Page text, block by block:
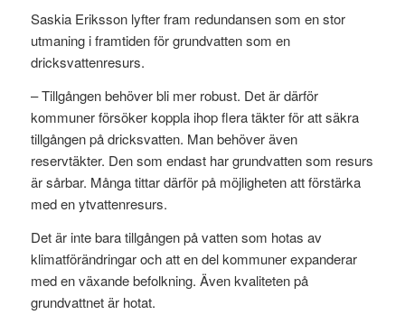
Saskia Eriksson lyfter fram redundansen som en stor
utmaning i framtiden för grundvatten som en
dricksvattenresurs.
– Tillgången behöver bli mer robust. Det är därför
kommuner försöker koppla ihop flera täkter för att säkra
tillgången på dricksvatten. Man behöver även
reservtäkter. Den som endast har grundvatten som resurs
är sårbar. Många tittar därför på möjligheten att förstärka
med en ytvattenresurs.
Det är inte bara tillgången på vatten som hotas av
klimatförändringar och att en del kommuner expanderar
med en växande befolkning. Även kvaliteten på
grundvattnet är hotat.